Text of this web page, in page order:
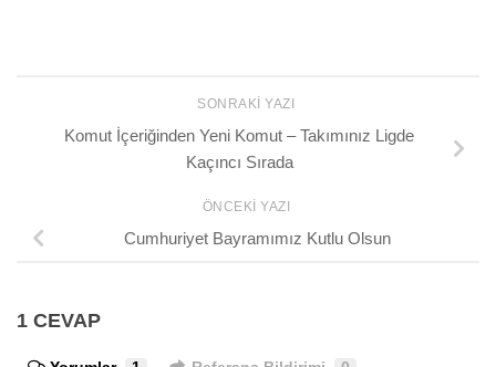
SONRAKI YAZI
Komut İçeriğinden Yeni Komut – Takımınız Ligde
Kaçıncı Sırada
ÖNCEKI YAZI
Cumhuriyet Bayramımız Kutlu Olsun
1 CEVAP